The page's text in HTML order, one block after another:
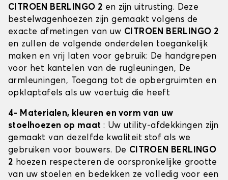
CITROEN BERLINGO 2 en zijn uitrusting. Deze
bestelwagenhoezen zijn gemaakt volgens de
exacte afmetingen van uw CITROEN BERLINGO 2
en zullen de volgende onderdelen toegankelijk
maken en vrij laten voor gebruik: De handgrepen
voor het kantelen van de rugleuningen, De
armleuningen, Toegang tot de opbergruimten en
opklaptafels als uw voertuig die heeft
4- Materialen, kleuren en vorm van uw
stoelhoezen op maat : Uw utility-afdekkingen zijn
gemaakt van dezelfde kwaliteit stof als we
gebruiken voor bouwers. De CITROEN BERLINGO
2 hoezen respecteren de oorspronkelijke grootte
van uw stoelen en bedekken ze volledig voor een